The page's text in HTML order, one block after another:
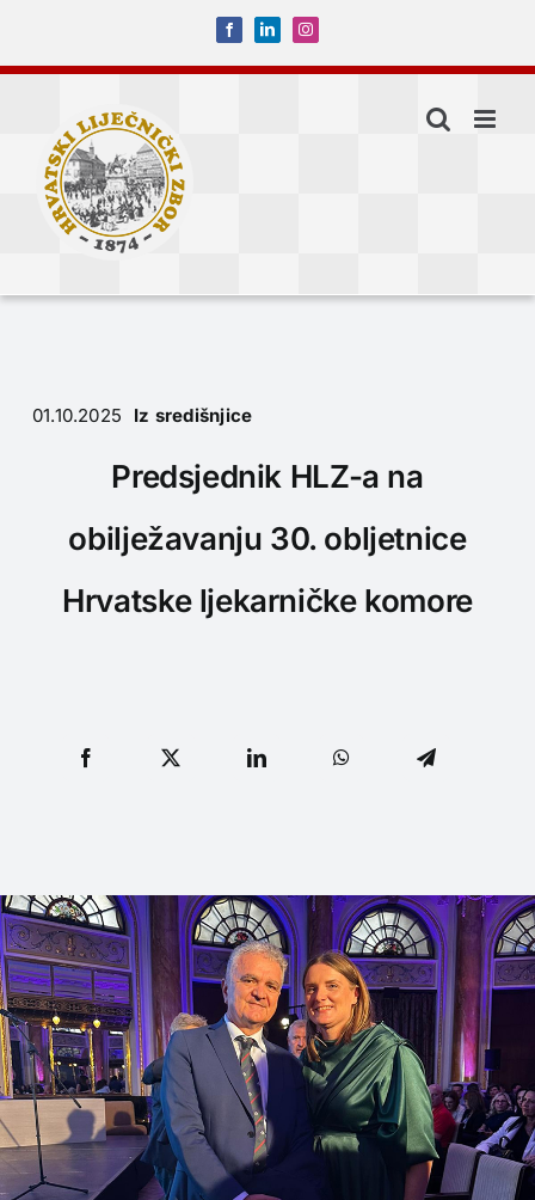
content
FacebookLinkedInInstagram
01.10.2025 Iz središnjice
Predsjednik HLZ-a na
obilježavanju 30. obljetnice
Hrvatske ljekarničke komore